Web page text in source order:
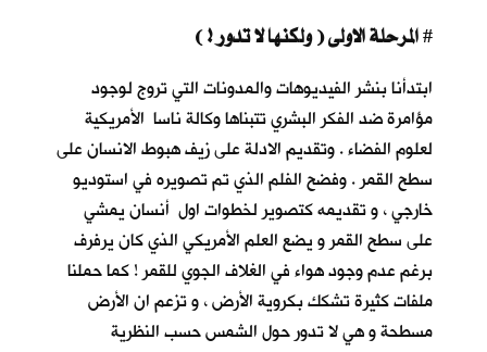
#
ابتدأنا بنشر الفيديوهات والمدونات التي تروج لوجود
مؤامرة ضد الفكر البشري تتبناها وكالة ناسا الأمريكية
لعلوم الفضاء . وتقديم الادلة على زيف هبوط الانسان على
سطح القمر . وفضح الفلم الذي تم تصويره في استوديو
خارجي ، و تقديمه كتصوير لخطوات اول أنسان يمشي
على سطح القمر و يضع العلم الأمريكي الذي كان يرفرف
برغم عدم وجود هواء في الغلاف الجوي للقمر ! كما حملنا
ملفات كثيرة تشكك بكروية الأرض ، و تزعم ان الأرض
مسطحة و هي لا تدور حول الشمس حسب النظرية